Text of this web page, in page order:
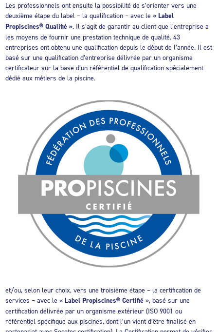
Les professionnels ont ensuite la possibilité de s’orienter vers une
deuxième étape du label – la qualification – avec le« Label
Propiscines® Qualifié ». Il s’agit de garantir au client que l’entreprise a
les moyens de fournir une prestation technique de qualité. 43
entreprises ont obtenu une qualification depuis le début de l’année. Il est
basé sur une qualification d’entreprise délivrée par un organisme
certificateur sur la base d’un référentiel de qualification spécialement
dédié aux métiers de la piscine.
et/ou, selon leur choix, vers une troisième étape – la certification de
services – avec le « Label Propiscines® Certifié », basé sur une
certification délivrée par un organisme extérieur (ISO 9001 ou
référentiel spécifique aux piscines, dont l’un vient d’être finalisé en